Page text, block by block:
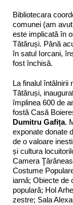
Bibliotecara
comunei (am
este implicată în
Tătăruși. Până
în satul Iorcani,
fost închisă.
La finalul întâlnirii
Tătăruși,
împlinea 600 de
fostă Casă
Dumitru Gafița.
exponate donate
de o valoare
și cultura
Camera
Costume
iarnă; Obiecte de
populară; Hol
zestre; Sala